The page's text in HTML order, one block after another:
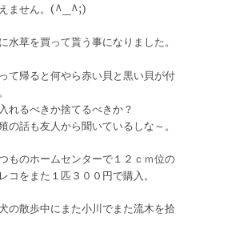
ません。(^_^;)
水草を買って貰う事になりました。
て帰ると何やら赤い貝と黒い貝が付
れるべきか捨てるべきか？
の話も友人から聞いているしな～。
ものホームセンターで１２ｃｍ位の
コをまた１匹３００円で購入。
の散歩中にまた小川でまた流木を拾